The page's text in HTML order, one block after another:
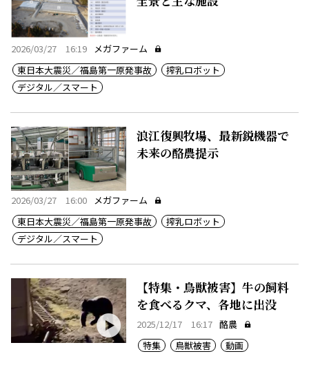
2026/03/27 16:19
メガファーム
東日本大震災／福島第一原発事故
搾乳ロボット
デジタル／スマート
浪江復興牧場、最新鋭機器で
未来の酪農提示
2026/03/27 16:00 メガファーム
東日本大震災／福島第一原発事故
搾乳ロボット
デジタル／スマート
【特集・鳥獣被害】牛の飼料
を食べるクマ、各地に出没
2025/12/17 16:17 酪農
特集
鳥獣被害 動画